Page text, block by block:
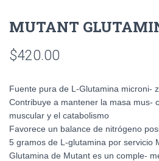
MUTANT
$420.00
Fuente pura de L-Glutamina microni-
Contribuye a mantener la masa mus-
muscular y el catabolismo
Favorece un balance de nitrógeno
5 gramos de L-glutamina por servicio
Glutamina de Mutant es un comple-